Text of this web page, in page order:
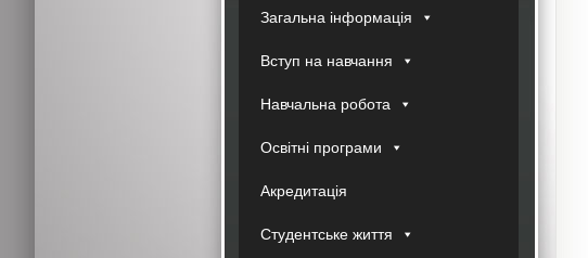
Загальна інформація
Вступ на навчання
Навчальна робота
Освітні програми
Акредитація
Студентське життя